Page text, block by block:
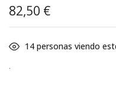
82,50 €
14 personas viendo
.